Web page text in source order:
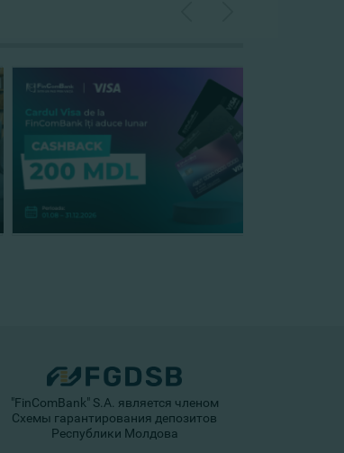
"FinComBank" S.A. является членом
Схемы гарантирования депозитов
Республики Молдова